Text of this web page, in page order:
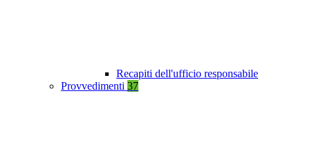
Recapiti dell'ufficio responsabile
Provvedimenti 37